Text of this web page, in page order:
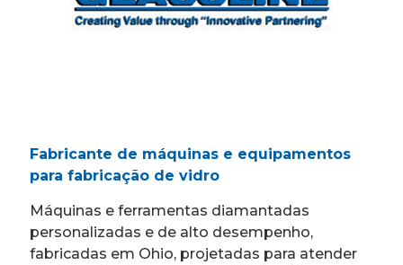
Fabricante de máquinas e equipamentos
para fabricação de vidro
Máquinas e ferramentas diamantadas
personalizadas e de alto desempenho,
fabricadas em Ohio, projetadas para atender